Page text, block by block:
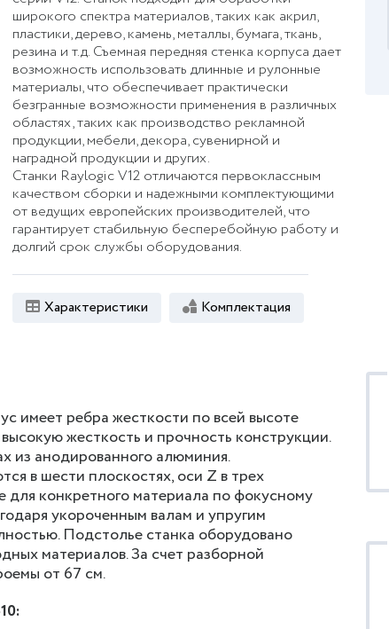
широкого спектра материалов, таких как акрил,
пластики, дерево, камень, металлы, бумага, ткань,
резина и т.д. Съемная передняя стенка корпуса дает
возможность использовать длинные и рулонные
материалы, что обеспечивает практически
безгранные возможности применения в различных
областях, таких как производство рекламной
продукции, мебели, декора, сувенирной и
наградной продукции и других.
Станки Raylogic V12 отличаются первоклассным
качеством сборки и надежными комплектующими
от ведущих европейских производителей, что
гарантирует стабильную бесперебойную работу и
долгий срок службы оборудования.
Характеристики Комплектация
имеет ребра жесткости по всей высоте
жесткость и прочность конструкции.
из анодированного алюминия.
в шести плоскостях, оси Z в трех
конкретного материала по фокусному
укороченным валам и упругим
Подстолье станка оборудовано
материалов. За счет разборной
от 67 см.